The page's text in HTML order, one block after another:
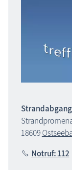
18609
Notruf: 112